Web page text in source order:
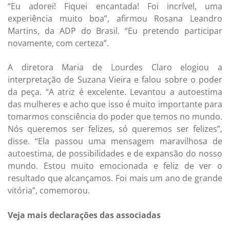
“Eu adorei! Fiquei encantada! Foi incrível, uma
experiência muito boa”, afirmou Rosana Leandro
Martins, da ADP do Brasil. “Eu pretendo participar
novamente, com certeza”.
A diretora Maria de Lourdes Claro elogiou a
interpretação de Suzana Vieira e falou sobre o poder
da peça. “A atriz é excelente. Levantou a autoestima
das mulheres e acho que isso é muito importante para
tomarmos consciência do poder que temos no mundo.
Nós queremos ser felizes, só queremos ser felizes”,
disse. “Ela passou uma mensagem maravilhosa de
autoestima, de possibilidades e de expansão do nosso
mundo. Estou muito emocionada e feliz de ver o
resultado que alcançamos. Foi mais um ano de grande
vitória”, comemorou.
Veja mais declarações das associadas